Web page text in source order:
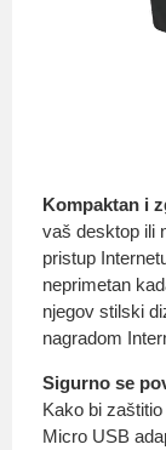
Kompaktan i
vaš desktop ili
pristup
neprimetan
njegov stilski
nagradom
Sigurno se
Kako bi
Micro USB